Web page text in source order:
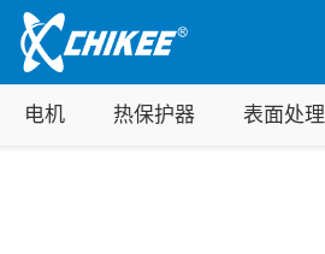
电机 热保护器 表面处理